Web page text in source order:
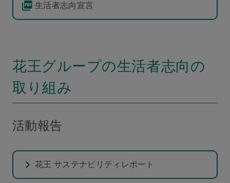
生活者志向宣言
花王グループの生活者志向の
取り組み
活動報告
花王 サステナビリティレポート